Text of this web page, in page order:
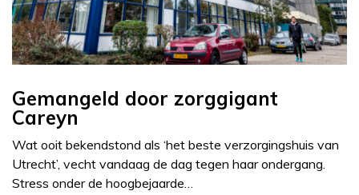
Gemangeld door zorggigant
Careyn
Wat ooit bekendstond als ‘het beste verzorgingshuis van
Utrecht’, vecht vandaag de dag tegen haar ondergang.
Stress onder de hoogbejaarde…